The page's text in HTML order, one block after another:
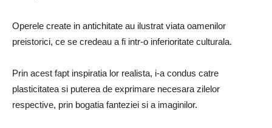
Operele create in antichitate au ilustrat viata oamenilor
preistorici, ce se credeau a fi intr-o inferioritate culturala.
Prin acest fapt inspiratia lor realista, i-a condus catre
plasticitatea si puterea de exprimare necesara zilelor
respective, prin bogatia fanteziei si a imaginilor.